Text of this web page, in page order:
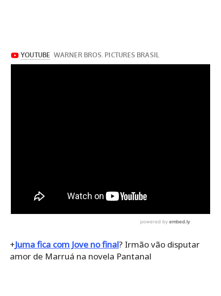
+Juma fica com Jove no final? Irmão vão disputar
amor de Marruá na novela Pantanal